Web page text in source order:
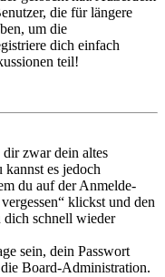
die für längere
um die
dich einfach
teil!
zwar dein altes
es jedoch
du auf der Anmelde-
klickst und den
dich schnell wieder
sein, dein Passwort
Board-Administration.